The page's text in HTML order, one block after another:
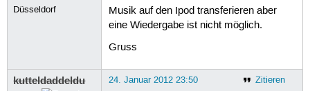
Düsseldorf
Musik auf den Ipod transferieren aber
eine Wiedergabe ist nicht möglich.
Gruss
kutteldaddeldu Zitieren
24. Januar 2012 23:50